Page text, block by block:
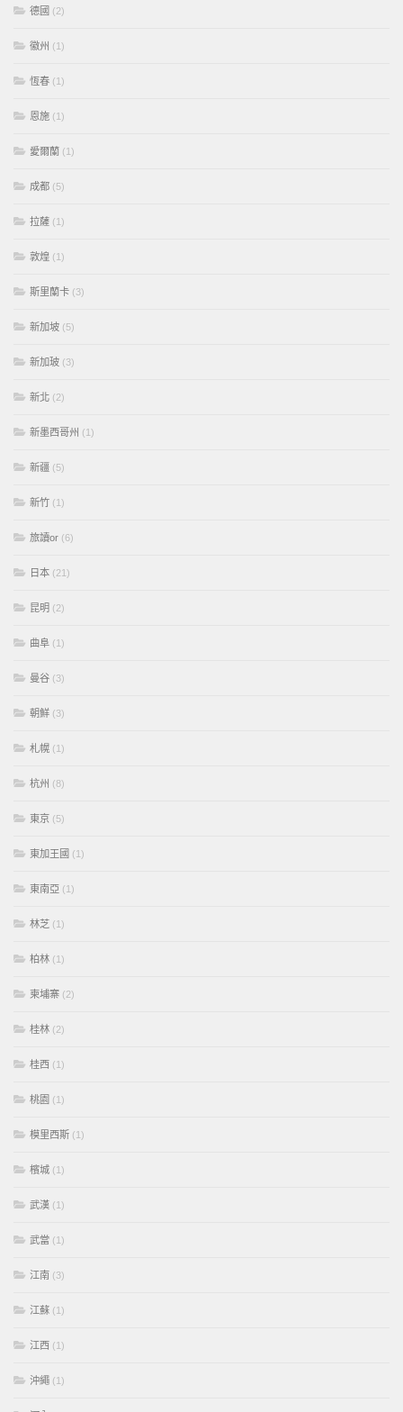
德國 (2)
徽州 (1)
恆春 (1)
恩施 (1)
愛爾蘭 (1)
成都 (5)
拉薩 (1)
敦煌 (1)
斯里蘭卡 (3)
新加坡 (5)
新加玻 (3)
新北 (2)
新墨西哥州 (1)
新疆 (5)
新竹 (1)
旅讀or (6)
日本 (21)
昆明 (2)
曲阜 (1)
曼谷 (3)
朝鮮 (3)
札幌 (1)
杭州 (8)
東京 (5)
東加王國 (1)
東南亞 (1)
林芝 (1)
柏林 (1)
柬埔寨 (2)
桂林 (2)
桂西 (1)
桃園 (1)
模里西斯 (1)
檳城 (1)
武漢 (1)
武當 (1)
江南 (3)
江蘇 (1)
江西 (1)
沖繩 (1)